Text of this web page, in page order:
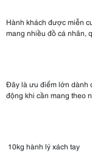
Hành khách được miễn
mang nhiều đồ cá nhân,
Đây là ưu điểm lớn dành
động khi cần mang theo
10kg hành lý xách tay